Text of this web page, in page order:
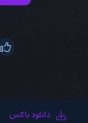
دانلود باکس